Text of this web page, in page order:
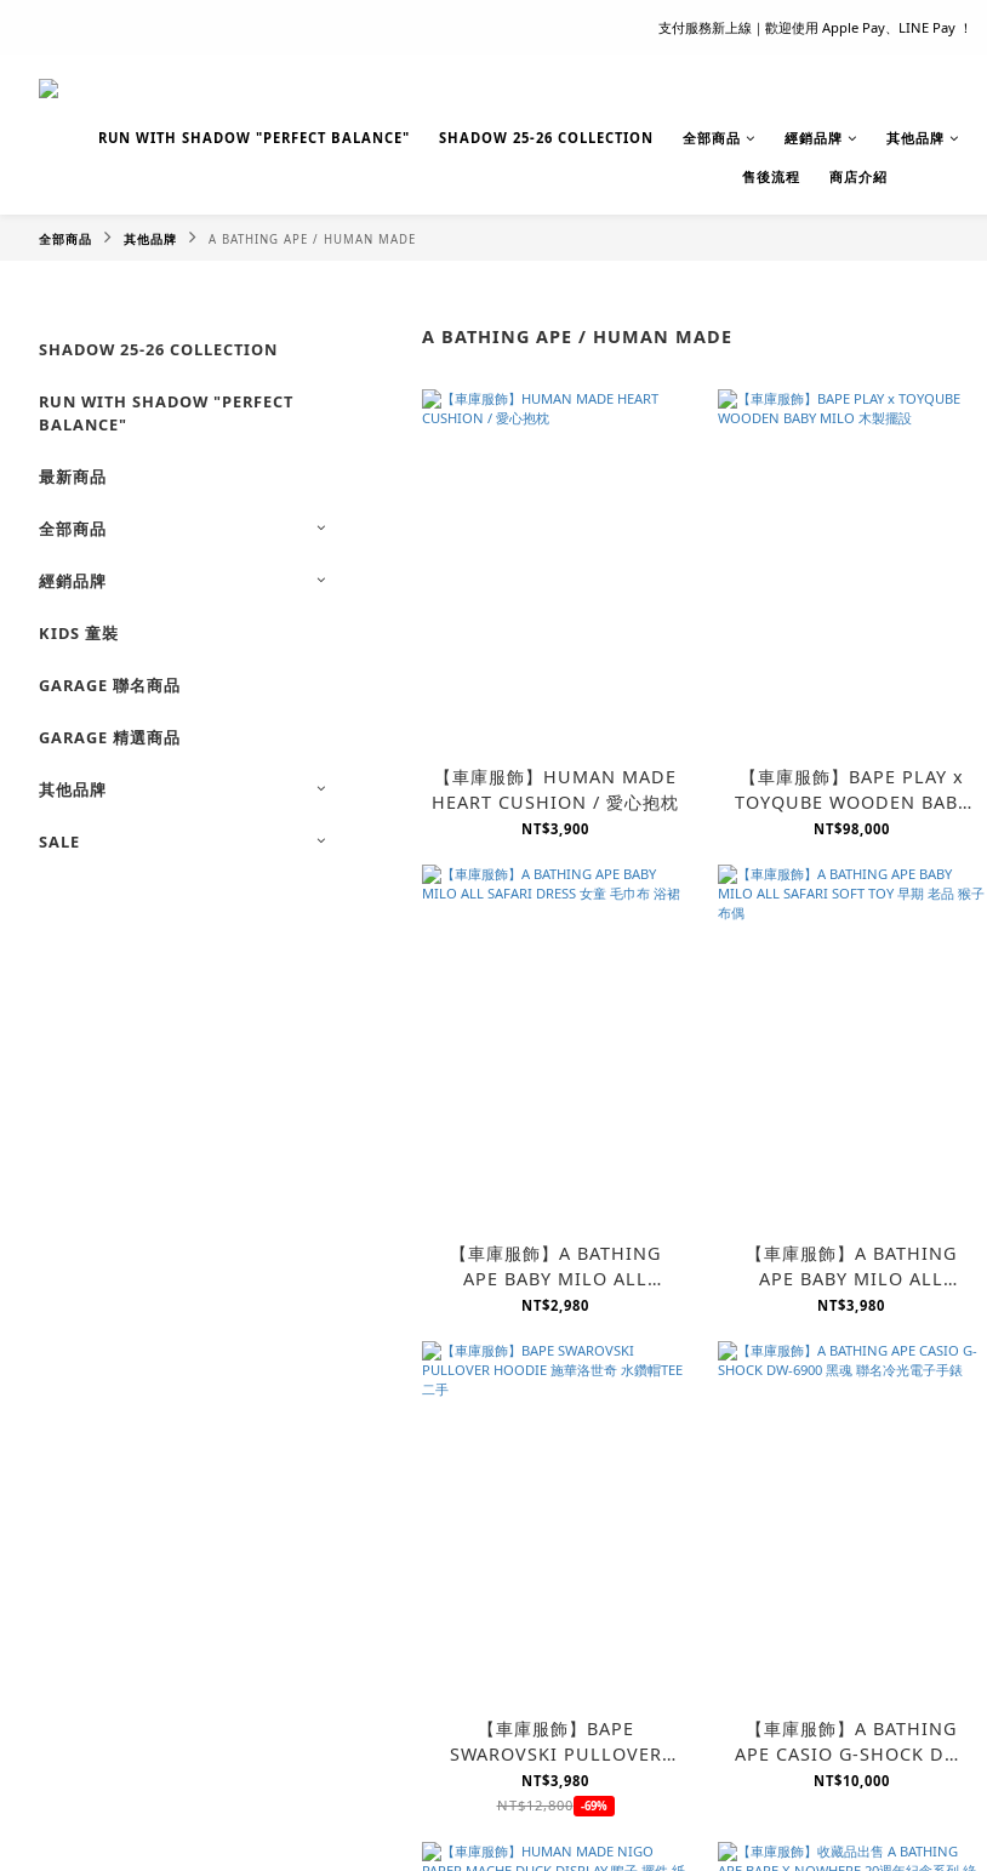
滿 1500 超商取貨免運 │ WORLDWIDE SHIPPING
支付服務新上線｜歡迎使用 Apple Pay、LINE Pay ！
滿 1500 超商取貨免運 │ WORLDWIDE SHIPPING
RUN WITH SHADOW "PERFECT BALANCE" SHADOW 25-26 COLLECTION 全部商品 經銷品牌 其他品牌
售後流程 商店介紹
全部商品 其他品牌 A BATHING APE / HUMAN MADE
SHADOW 25-26 COLLECTION
RUN WITH SHADOW "PERFECT
BALANCE"
最新商品
全部商品
經銷品牌
KIDS 童裝
GARAGE 聯名商品
GARAGE 精選商品
其他品牌
SALE
A BATHING APE / HUMAN MADE
【車庫服飾】HUMAN MADE
HEART CUSHION / 愛心抱枕
NT$3,900
【車庫服飾】BAPE PLAY x
TOYQUBE WOODEN BABY
MILO 木製擺設
NT$98,000
【車庫服飾】A BATHING
APE BABY MILO ALL
SAFARI DRESS 女童 毛巾布
NT$2,980
【車庫服飾】A BATHING
APE BABY MILO ALL
SAFARI SOFT TOY 早期 老品
NT$3,980
【車庫服飾】BAPE
SWAROVSKI PULLOVER
HOODIE 施華洛世奇 水鑽帽
TEE 二手
NT$3,980
NT$12,800 -69%
【車庫服飾】A BATHING
APE CASIO G-SHOCK DW-
6900 黑魂 聯名冷光電子手錶
NT$10,000